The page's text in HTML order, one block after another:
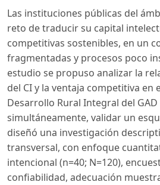
Las instituciones públicas del
reto de traducir su capital
competitivas sostenibles, en un
fragmentadas y procesos poco
estudio se propuso analizar la
del CI y la ventaja competitiva en
Desarrollo Rural Integral del GAD
simultáneamente, validar un
diseñó una investigación
transversal, con enfoque
intencional (n=40; N=120),
confiabilidad, adecuación